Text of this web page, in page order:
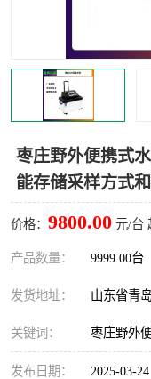
枣庄野外便携式
能存储采样方式
价格： 9800.00 元/台
产品数量： 9999.00台
发货地址： 山东省青
关键词： 枣庄野外
发布日期： 2025-03-24
LB-4200高锰酸盐
烟尘烟气设备
粉尘设备
新宇宙仪器
烟尘净化器